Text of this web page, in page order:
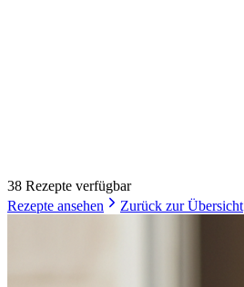
38 Rezepte verfügbar
Rezepte ansehen
Zurück zur Übersicht